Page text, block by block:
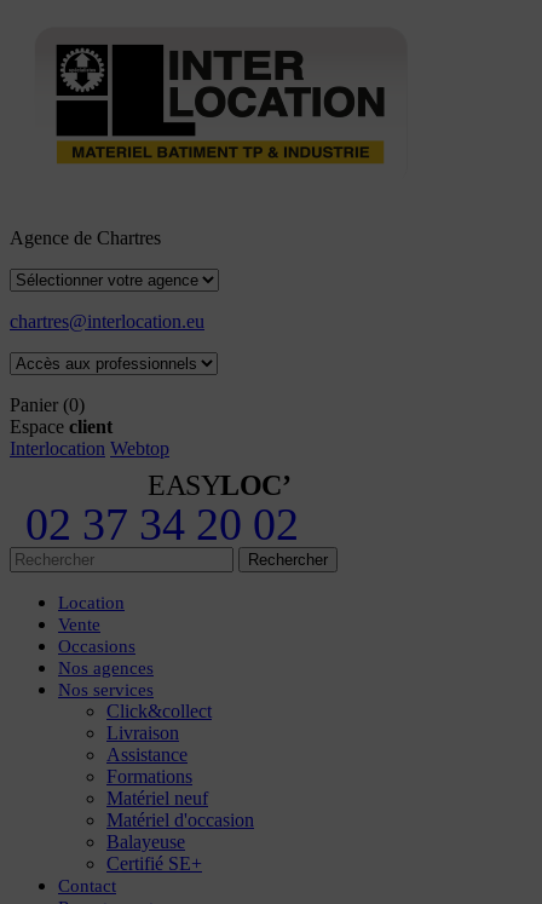
Agence de Chartres
chartres@interlocation.eu
Panier (0)
Espace client
Interlocation Webtop
EASYLOC’
02 37 34 20 02
Rechercher
Location
Vente
Occasions
Nos agences
Nos services
Click&collect
Livraison
Assistance
Formations
Matériel neuf
Matériel d'occasion
Balayeuse
Certifié SE+
Contact